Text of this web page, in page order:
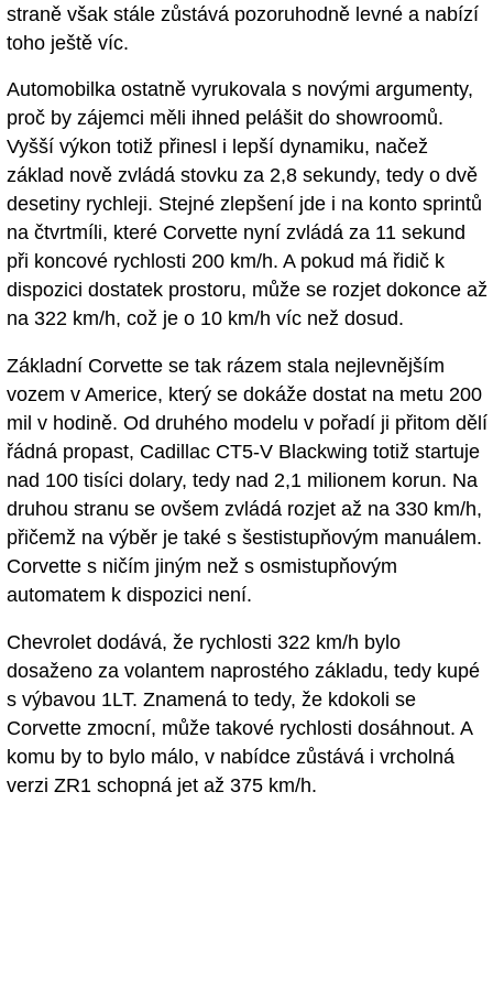
straně však stále zůstává pozoruhodně levné a nabízí
toho ještě víc.
Automobilka ostatně vyrukovala s novými argumenty,
proč by zájemci měli ihned pelášit do showroomů.
Vyšší výkon totiž přinesl i lepší dynamiku, načež
základ nově zvládá stovku za 2,8 sekundy, tedy o dvě
desetiny rychleji. Stejné zlepšení jde i na konto sprintů
na čtvrtmíli, které Corvette nyní zvládá za 11 sekund
při koncové rychlosti 200 km/h. A pokud má řidič k
dispozici dostatek prostoru, může se rozjet dokonce až
na 322 km/h, což je o 10 km/h víc než dosud.
Základní Corvette se tak rázem stala nejlevnějším
vozem v Americe, který se dokáže dostat na metu 200
mil v hodině. Od druhého modelu v pořadí ji přitom dělí
řádná propast, Cadillac CT5-V Blackwing totiž startuje
nad 100 tisíci dolary, tedy nad 2,1 milionem korun. Na
druhou stranu se ovšem zvládá rozjet až na 330 km/h,
přičemž na výběr je také s šestistupňovým manuálem.
Corvette s ničím jiným než s osmistupňovým
automatem k dispozici není.
Chevrolet dodává, že rychlosti 322 km/h bylo
dosaženo za volantem naprostého základu, tedy kupé
s výbavou 1LT. Znamená to tedy, že kdokoli se
Corvette zmocní, může takové rychlosti dosáhnout. A
komu by to bylo málo, v nabídce zůstává i vrcholná
verzi ZR1 schopná jet až 375 km/h.